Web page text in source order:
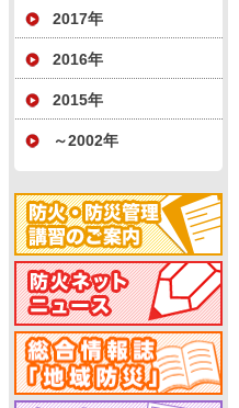
2017年
2016年
2015年
～2002年